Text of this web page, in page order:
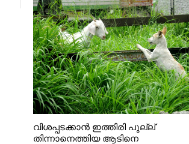
വിശപ്പടക്കാൻ ഇത്തിരി പുല്ല്
തിന്നാനെത്തിയ ആടിനെ